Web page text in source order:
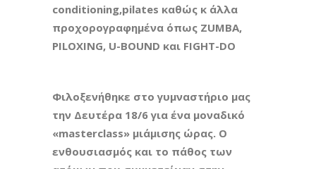
conditioning,pilates καθώς κ άλλα
προχορογραφημένα όπως ZUMBA,
PILOXING, U-BOUND και FIGHT-DO
Φιλοξενήθηκε στο γυμναστήριο μας
την Δευτέρα 18/6 για ένα μοναδικό
«masterclass» μιάμισης ώρας. Ο
ενθουσιασμός και το πάθος των